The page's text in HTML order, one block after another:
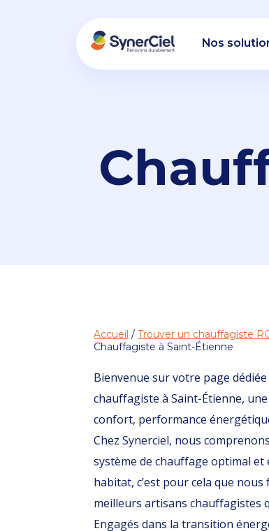
Nos
Accueil /Trouver un chauffagiste
Chauffagiste à Saint-Étienne
Bienvenue sur votre page
chauffagiste à Saint-Étienne,
confort, performance
Chez Synerciel, nous
système de chauffage optimal
habitat, c’est pour cela que
meilleurs artisans chauffagistes
Engagés dans la transition